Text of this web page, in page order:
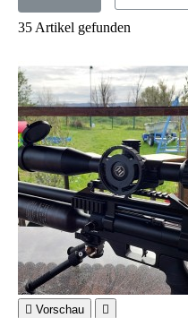
35 Artikel gefunden
 Vorschau 